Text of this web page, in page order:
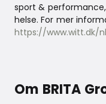
sport &
helse. For mer
https://www.witt.dk/
Om BRITA